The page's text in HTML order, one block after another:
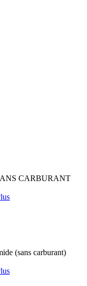
CARBURANT
(sans carburant)